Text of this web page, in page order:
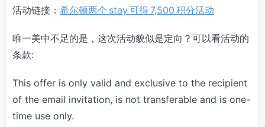
活动链接： 希尔顿两个 stay 可得 7,500 积分活动
唯一美中不足的是，这次活动貌似是定向？可以看活动的
条款:
This offer is only valid and exclusive to the recipient
of the email invitation, is not transferable and is one-
time use only.